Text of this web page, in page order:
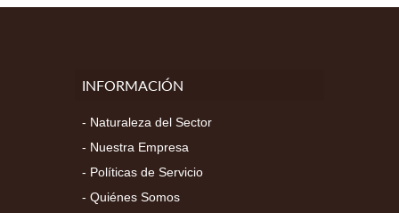
INFORMACIÓN
Naturaleza del Sector
Nuestra Empresa
Políticas de Servicio
Quiénes Somos